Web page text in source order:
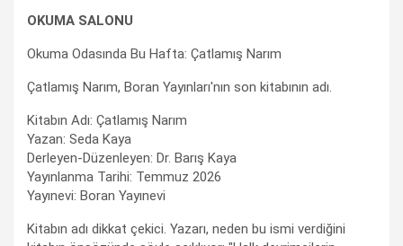
OKUMA SALONU
Okuma Odasında Bu Hafta: Çatlamış Narım
Çatlamış Narım, Boran Yayınları'nın son kitabının adı.
Kitabın Adı: Çatlamış Narım
Yazan: Seda Kaya
Derleyen-Düzenleyen: Dr. Barış Kaya
Yayınlanma Tarihi: Temmuz 2026
Yayınevi: Boran Yayınevi
Kitabın adı dikkat çekici. Yazarı, neden bu ismi verdiğini